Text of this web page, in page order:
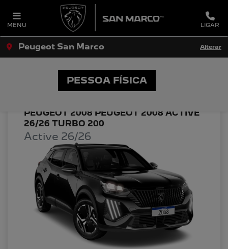
MENU LIGAR
Peugeot San Marco Alterar
PESSOA FÍSICA
OFERTAS PEUGEOT SAN MARCO
PEUGEOT 2008 PEUGEOT 2008 ACTIVE
26/26 TURBO 200
Active 26/26